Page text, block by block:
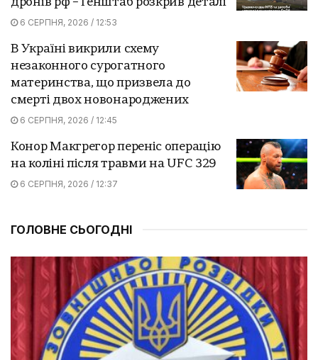
6 СЕРПНЯ, 2026 / 12:53
В Україні викрили схему
незаконного сурогатного
материнства, що призвела до
смерті двох новонароджених
6 СЕРПНЯ, 2026 / 12:45
Конор Макгрегор переніс операцію
на коліні після травми на UFC 329
6 СЕРПНЯ, 2026 / 12:37
ГОЛОВНЕ СЬОГОДНІ